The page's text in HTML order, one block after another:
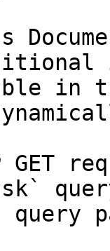
in
GET